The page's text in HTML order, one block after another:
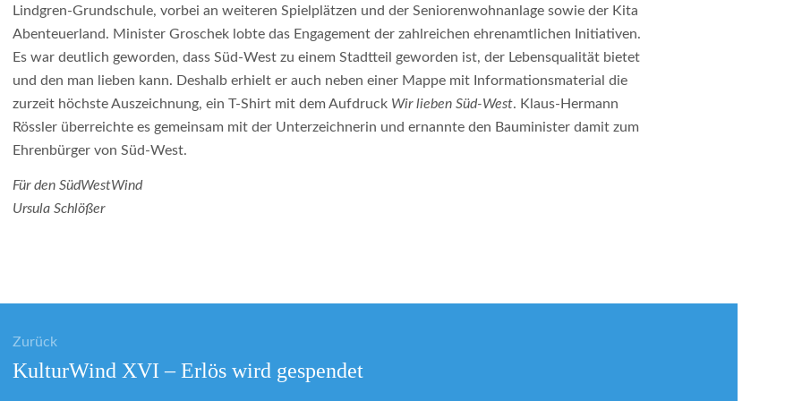
Lindgren-Grundschule, vorbei an weiteren Spielplätzen und der Seniorenwohnanlage sowie der Kita
Abenteuerland. Minister Groschek lobte das Engagement der zahlreichen ehrenamtlichen Initiativen.
Es war deutlich geworden, dass Süd-West zu einem Stadtteil geworden ist, der Lebensqualität bietet
und den man lieben kann. Deshalb erhielt er auch neben einer Mappe mit Informationsmaterial die
zurzeit höchste Auszeichnung, ein T-Shirt mit dem Aufdruck Wir lieben Süd-West. Klaus-Hermann
Rössler überreichte es gemeinsam mit der Unterzeichnerin und ernannte den Bauminister damit zum
Ehrenbürger von Süd-West.
Für den SüdWestWind
Ursula Schlößer
Zurück
Vorheriger
KulturWind XVI – Erlös wird gespendet